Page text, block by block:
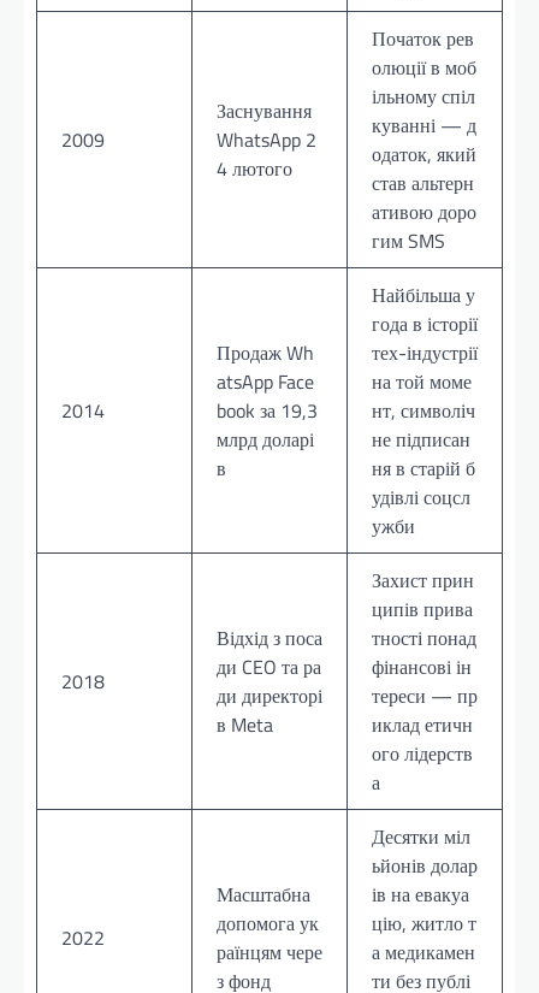
2009
Заснування
WhatsApp 2
4 лютого
Початок рев
олюції в моб
ільному спіл
куванні — д
одаток, який
став альтерн
ативою доро
гим SMS
2014
Продаж Wh
atsApp Face
book за 19,3
млрд доларі
в
Найбільша у
года в історії
тех-індустрії
на той моме
нт, символіч
не підписан
ня в старій б
удівлі соцсл
ужби
2018
Відхід з поса
ди CEO та ра
ди директорі
в Meta
Захист прин
ципів прива
тності понад
фінансові ін
тереси — пр
иклад етичн
ого лідерств
а
2022
Масштабна
допомога ук
раїнцям чере
з фонд
Десятки міл
ьйонів долар
ів на евакуа
цію, житло т
а медикамен
ти без публі